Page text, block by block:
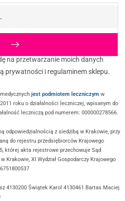
na przetwarzanie moich danych
prywatności i regulaminem sklepu.
jest podmiotem leczniczym w
roku o działalności leczniczej, wpisanym do
leczniczą pod numerem: 000000278566.
odpowiedzialnością z siedzibą w Krakowie, przy
do rejestru przedsiębiorców Krajowego
której akta rejestrowe przechowuje Sąd
Krakowie, XI Wydział Gospodarczy Krajowego
4130200 Świątek Karol 4130461 Bartas Maciej